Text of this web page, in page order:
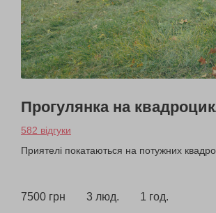
Прогулянка на
582 відгуки
Приятелі покатаються на потужних
7500 грн 3 люд. 1 год.